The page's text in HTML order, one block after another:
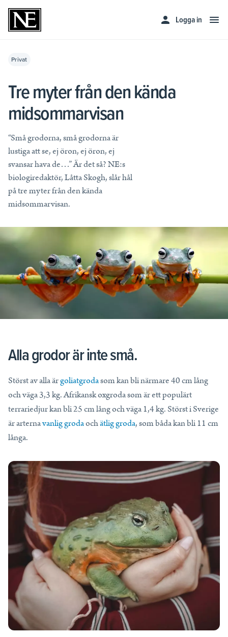
Logga in
Lärare
Hela utbudet av läromedel
Upptäck kvalitativa läromedel för din undervisning.
Läs mer
Läromedel för åk F–3
Läromedel för åk 4–6
Läromedel för åk 7–9
Läromedel för gymnasiet
Allt för din undervisning
Läromedel och kunskapstjänster som skapar resultat i och utanför
klassrummet.
Läs mer
Tryckta läromedel
Digitala läromedel
NE Fakta
Mappi
WOOF
Tips, idéer, webbinarier och hjälp för dig som är lärare.
Läs mer
Lektionstips
Webbinarier & Inspelat
Ta din undervisning till nästa nivå.
Kom igång
Blogg
Håll dig uppdaterad med det senaste från NE.
Frågor och svar
Frågor och svar om våra tjänster, samlade på ett ställe.
Skolledare
Skolledare
Läs mer
NE Komplett
Läs mer
Läs mer
Priser för skola
Läs mer
Nyheter – Partnerskap
Företag och myndighet
Företag och myndigheter
Läs mer
Bibliotek
Unika och utvecklande ord- och kunskapstjänster för alla
biblioteksbesökare
Privatpersoner
Prenumerera
Läs mer
Kunskapstjänster
Frågor och Svar
Läs mer
Blogg
Prova gratis
Privat
Tre myter från den kända
midsommarvisan
“Små grodorna, små grodorna är
lustiga att se, ej öron, ej öron, ej
svansar hava de…” Är det så? NE:s
biologiredaktör, Låtta Skogh, slår hål
på tre myter från den kända
midsommarvisan.
Alla grodor är inte små.
Störst av alla ärgoliatgrodasom kan bli närmare 40 cm lång
och väga 3,3 kg. Afrikansk oxgroda som är ett populärt
terrariedjur kan bli 25 cm lång och väga 1,4 kg. Störst i Sverige
är arternavanlig grodaochätlig groda, som båda kan bli 11 cm
långa.